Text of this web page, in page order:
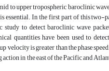
to upper tropospheric baroclinic
essential. In the first part of this two-
to detect baroclinic wave
quantities have been used to
is greater than the phase
in the east of the Pacific and